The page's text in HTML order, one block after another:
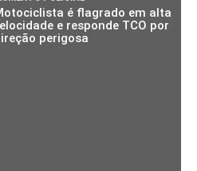
é flagrado em alta
e responde TCO por
perigosa